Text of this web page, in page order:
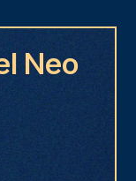
Neo